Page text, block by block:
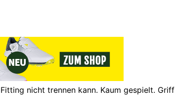
nicht trennen kann. Kaum gespielt. Griff